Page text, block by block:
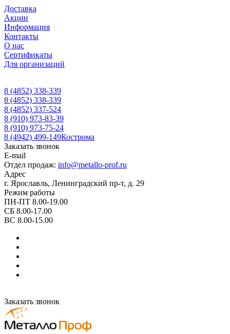
Доставка
Акции
Информация
Контакты
О нас
Сертификаты
Для организаций
8 (4852) 338-339
8 (4852) 338-339
8 (4852) 337-524
8 (910) 973-83-39
8 (910) 973-75-24
8 (4942) 499-149Кострома
Заказать звонок
E-mail
Отдел продаж: info@metallo-prof.ru
Адрес
г. Ярославль, Ленинградский пр-т, д. 29
Режим работы
ПН-ПТ 8.00-19.00
СБ 8.00-17.00
ВС 8.00-15.00
Заказать звонок